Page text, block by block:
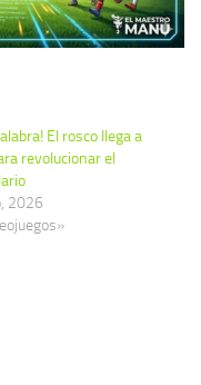
El rosco llega a
revolucionar el
2026